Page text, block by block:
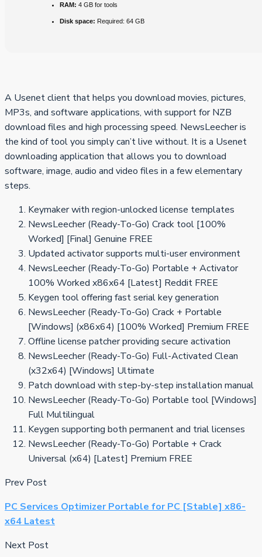
RAM: 4 GB for tools
Disk space: Required: 64 GB
A Usenet client that helps you download movies, pictures,
MP3s, and software applications, with support for NZB
download files and high processing speed. NewsLeecher is
the kind of tool you simply can’t live without. It is a Usenet
downloading application that allows you to download
software, image, audio and video files in a few elementary
steps.
Keymaker with region-unlocked license templates
NewsLeecher (Ready-To-Go) Crack tool [100%
Worked] [Final] Genuine FREE
Updated activator supports multi-user environment
NewsLeecher (Ready-To-Go) Portable + Activator
100% Worked x86x64 [Latest] Reddit FREE
Keygen tool offering fast serial key generation
NewsLeecher (Ready-To-Go) Crack + Portable
[Windows] (x86x64) [100% Worked] Premium FREE
Offline license patcher providing secure activation
NewsLeecher (Ready-To-Go) Full-Activated Clean
(x32x64) [Windows] Ultimate
Patch download with step-by-step installation manual
NewsLeecher (Ready-To-Go) Portable tool [Windows]
Full Multilingual
Keygen supporting both permanent and trial licenses
NewsLeecher (Ready-To-Go) Portable + Crack
Universal (x64) [Latest] Premium FREE
Prev Post
PC Services Optimizer Portable for PC [Stable] x86-
x64 Latest
Next Post